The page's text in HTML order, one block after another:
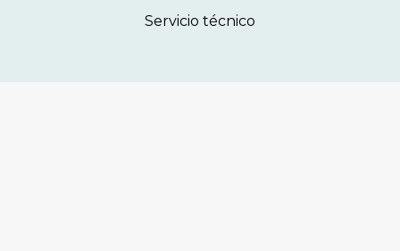
Servicio técnico